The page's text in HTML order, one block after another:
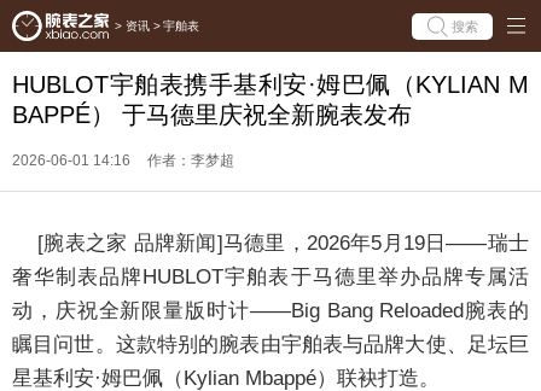
> 资讯 > 宇舶表 搜索
HUBLOT宇舶表携手基利安·姆巴佩（KYLIAN M
BAPPÉ） 于马德里庆祝全新腕表发布
2026-06-01 14:16 作者：李梦超
[腕表之家 品牌新闻]马德里，2026年5月19日——瑞士
奢华制表品牌HUBLOT宇舶表于马德里举办品牌专属活
动，庆祝全新限量版时计——Big Bang Reloaded腕表的
瞩目问世。这款特别的腕表由宇舶表与品牌大使、足坛巨
星基利安·姆巴佩（Kylian Mbappé）联袂打造。